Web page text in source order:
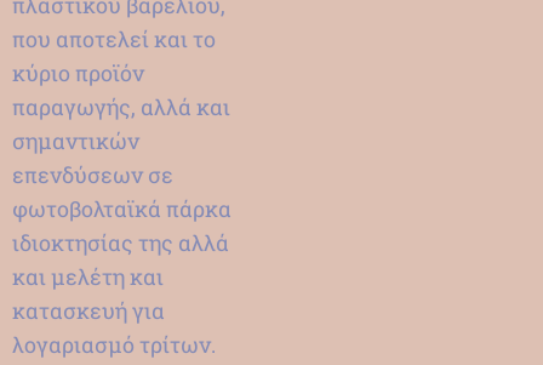
που αποτελεί και το
κύριο προϊόν
παραγωγής, αλλά και
σημαντικών
επενδύσεων σε
φωτοβολταϊκά πάρκα
ιδιοκτησίας της αλλά
και μελέτη και
κατασκευή για
λογαριασμό τρίτων.